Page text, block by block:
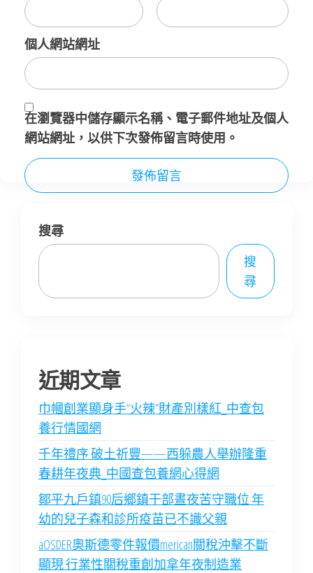
個人網站網址
在瀏覽器中儲存顯示名稱、電子郵件地址及個人
網站網址，以供下次發佈留言時使用。
搜尋
搜
尋
近期文章
巾幗創業顯身手“火辣”財產別樣紅_中查包
養行情國網
千年禮序 破土祈豐——西躲農人舉辦隆重
春耕年夜典_中國查包養網心得網
鄒平九戶鎮90后鄉鎮干部晝夜苦守職位 年
幼的兒子森和診所疫苗已不識父親
aOSDER奧斯德零件報價merican關稅沖擊不斷
顯現 行業性關稅重創加拿年夜制造業